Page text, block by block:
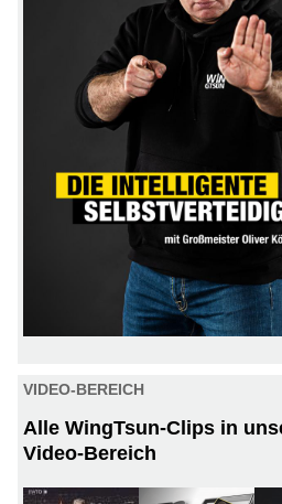
VIDEO-BEREICH
Alle WingTsun-Clips in
Video-Bereich